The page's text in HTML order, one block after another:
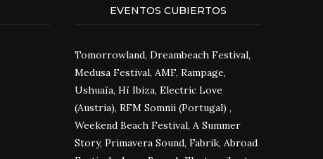
EVENTOS CUBIERTOS
Tomorrowland, Dreambeach Festival,
Medusa Festival, AMF, Rampage,
Ushuaïa, Hï Ibiza, Electric Love
(Austria), RFM Somnii (Portugal) ,
Weekend Beach Festival, A Summer
Story, Primavera Sound, Fabrik, Abroad